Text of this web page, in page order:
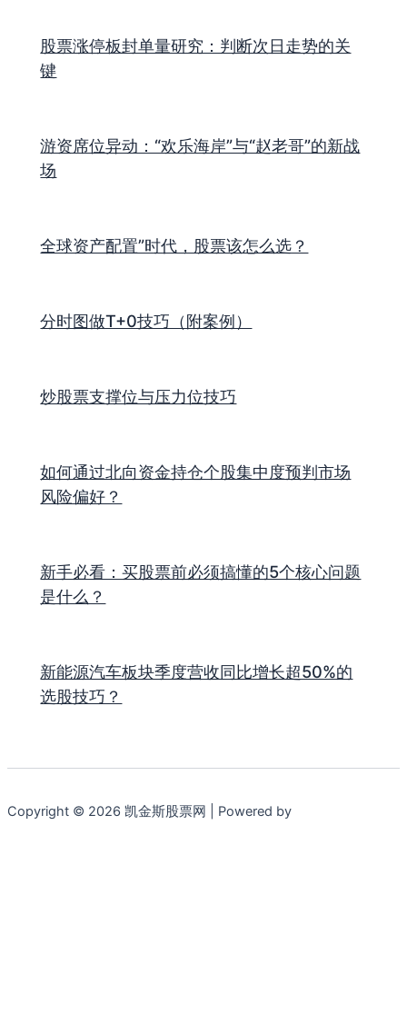
股票涨停板封单量研究：判断次日走势的关
键
游资席位异动：“欢乐海岸”与“赵老哥”的新战
场
全球资产配置”时代，股票该怎么选？
分时图做T+0技巧（附案例）
炒股票支撑位与压力位技巧
如何通过北向资金持仓个股集中度预判市场
风险偏好？
新手必看：买股票前必须搞懂的5个核心问题
是什么？
新能源汽车板块季度营收同比增长超50%的
选股技巧？
Copyright © 2026 凯金斯股票网 | Powered by